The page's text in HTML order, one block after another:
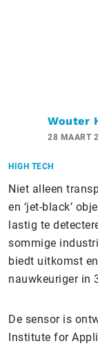
Wouter
28 MAART
HIGH TECH
Niet alleen
en ‘jet-black’
lastig te
sommige
biedt uitkomst
nauwkeuriger in
De sensor is
Institute for